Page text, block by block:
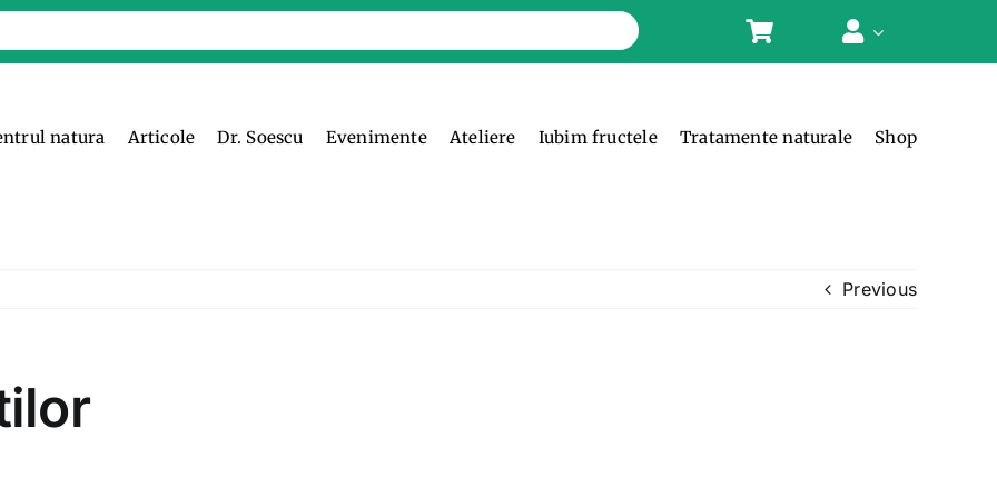
natura Articole Dr. Soescu Evenimente Ateliere Iubim fructele Tratamente naturale Shop
Previous